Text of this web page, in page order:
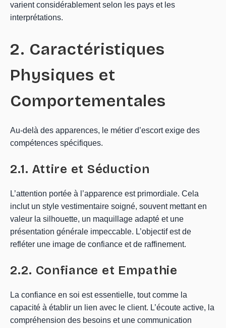
varient considérablement selon les pays et les
interprétations.
2. Caractéristiques
Physiques et
Comportementales
Au-delà des apparences, le métier d’escort exige des
compétences spécifiques.
2.1. Attire et Séduction
L’attention portée à l’apparence est primordiale. Cela
inclut un style vestimentaire soigné, souvent mettant en
valeur la silhouette, un maquillage adapté et une
présentation générale impeccable. L’objectif est de
refléter une image de confiance et de raffinement.
2.2. Confiance et Empathie
La confiance en soi est essentielle, tout comme la
capacité à établir un lien avec le client. L’écoute active, la
compréhension des besoins et une communication